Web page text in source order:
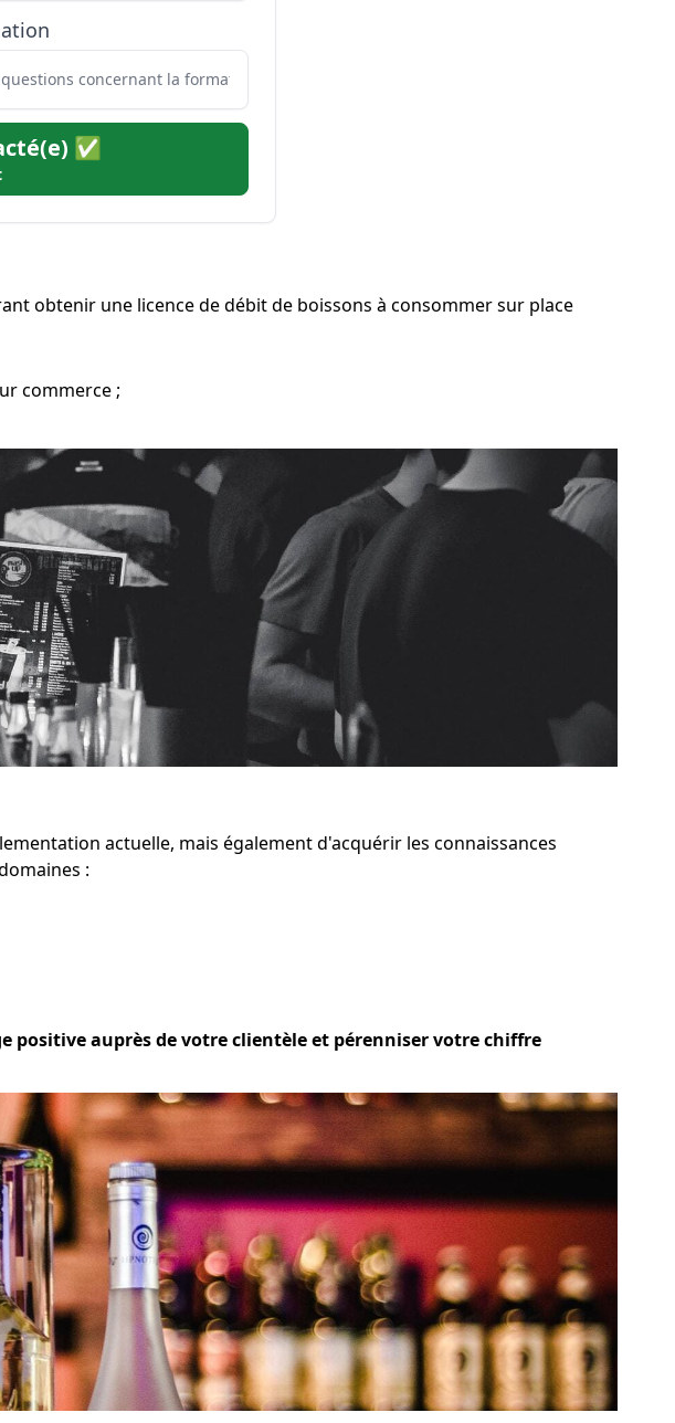
✅
obtenir une licence de débit de boissons à consommer sur place
commerce ;
actuelle, mais également d'acquérir les connaissances
:
positive auprès de votre clientèle et pérenniser votre chiffre